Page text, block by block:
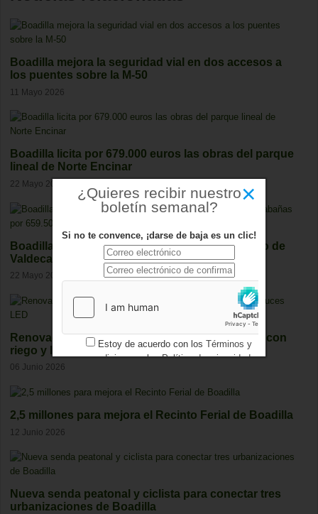
Boadilla mejora la seguridad vial en dos accesos a
los puentes sobre la M-50
11 Mayo 2026
Boadilla licita por 679.000 euros las obras del parque
lineal de Norte Encinar
22 Mayo 2026
Boadilla renueva parte de la red de saneamiento de
Valdecabañas por 659.500 euros
22 Mayo 2026
Renovada la rotonda de Condesa de Chinchón con
riego y luces LED
06 Junio 2026
2,5 millones para mejora el Recinto Ferial de Boadilla
12 Junio 2026
Nueva senda peatonal y ciclista para conectar tres
urbanizaciones de Boadilla
×
¿Quieres recibir nuestro
boletín semanal?
Si no te convence, ¡darse de baja es un clic!
Estoy de acuerdo con los Términos y
condicionesy losPolítica de privacidad